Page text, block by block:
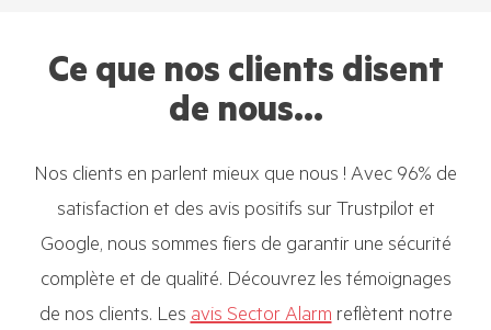
Ce que nos clients disent
de nous...
Nos clients en parlent mieux que nous ! Avec 96% de
satisfaction et des avis positifs sur Trustpilot et
Google, nous sommes fiers de garantir une sécurité
complète et de qualité. Découvrez les témoignages
de nos clients. Lesavis Sector Alarmreflètent notre